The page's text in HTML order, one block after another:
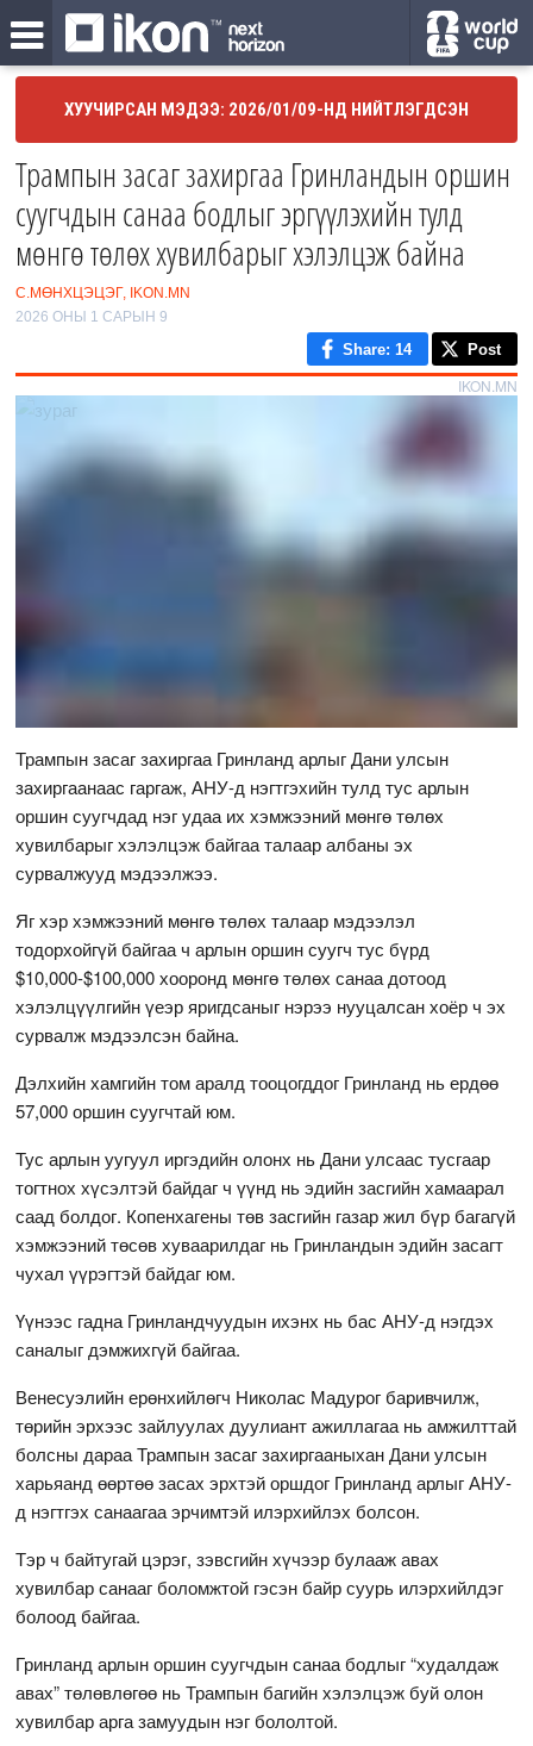
ХУУЧИРСАН МЭДЭЭ: 2026/01/09-НД НИЙТЛЭГДСЭН
Трампын засаг захиргаа Гринландын оршин
суугчдын санаа бодлыг эргүүлэхийн тулд
мөнгө төлөх хувилбарыг хэлэлцэж байна
С.МӨНХЦЭЦЭГ, IKON.MN
2026 ОНЫ 1 САРЫН 9
Share: 14 Post
IKON.MN
Трампын засаг захиргаа Гринланд арлыг Дани улсын
захиргаанаас гаргаж, АНУ-д нэгтгэхийн тулд тус арлын
оршин суугчдад нэг удаа их хэмжээний мөнгө төлөх
хувилбарыг хэлэлцэж байгаа талаар албаны эх
сурвалжууд мэдээлжээ.
Яг хэр хэмжээний мөнгө төлөх талаар мэдээлэл
тодорхойгүй байгаа ч арлын оршин суугч тус бүрд
$10,000-$100,000 хооронд мөнгө төлөх санаа дотоод
хэлэлцүүлгийн үеэр яригдсаныг нэрээ нууцалсан хоёр ч эх
сурвалж мэдээлсэн байна.
Дэлхийн хамгийн том аралд тооцогддог Гринланд нь ердөө
57,000 оршин суугчтай юм.
Тус арлын уугуул иргэдийн олонх нь Дани улсаас тусгаар
тогтнох хүсэлтэй байдаг ч үүнд нь эдийн засгийн хамаарал
саад болдог. Копенхагены төв засгийн газар жил бүр багагүй
хэмжээний төсөв хуваарилдаг нь Гринландын эдийн засагт
чухал үүрэгтэй байдаг юм.
Үүнээс гадна Гринландчуудын ихэнх нь бас АНУ-д нэгдэх
саналыг дэмжихгүй байгаа.
Венесуэлийн ерөнхийлөгч Николас Мадурог баривчилж,
төрийн эрхээс зайлуулах дуулиант ажиллагаа нь амжилттай
болсны дараа Трампын засаг захиргааныхан Дани улсын
харьяанд өөртөө засах эрхтэй оршдог Гринланд арлыг АНУ-
д нэгтгэх санаагаа эрчимтэй илэрхийлэх болсон.
Тэр ч байтугай цэрэг, зэвсгийн хүчээр булааж авах
хувилбар санааг боломжтой гэсэн байр суурь илэрхийлдэг
болоод байгаа.
Гринланд арлын оршин суугчдын санаа бодлыг “худалдаж
авах” төлөвлөгөө нь Трампын багийн хэлэлцэж буй олон
хувилбар арга замуудын нэг бололтой.